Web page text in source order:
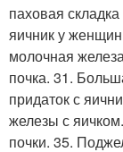
паховая
яичник у
молочная
почка. 31.
придаток с
железы с
почки. 35.